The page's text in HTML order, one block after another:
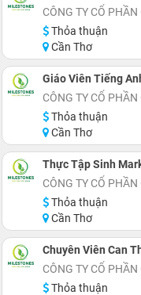
Thỏa thuận
Cần Thơ
Giáo Viên Tiếng
Thỏa thuận
Cần Thơ
Thực Tập Sinh
Thỏa thuận
Cần Thơ
Chuyên Viên Can
Thỏa thuận